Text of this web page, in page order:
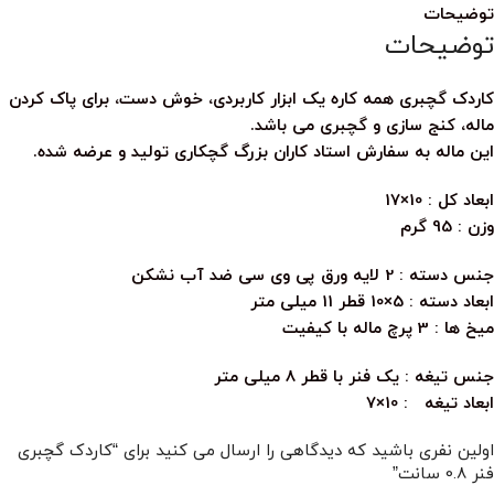
توضیحات
توضیحات
کاردک گچبری همه کاره یک ابزار کاربردی، خوش دست، برای پاک کردن
ماله، کنج سازی و گچبری می باشد.
این ماله به سفارش استاد کاران بزرگ گچکاری تولید و عرضه شده.
ابعاد کل : 10×17
وزن : 95 گرم
جنس دسته : 2 لایه ورق پی وی سی ضد آب نشکن
ابعاد دسته : 5×10 قطر 11 میلی متر
میخ ها : 3 پرچ ماله با کیفیت
جنس تیغه : یک فنر با قطر 8 میلی متر
ابعاد تیغه : 10×7
اولین نفری باشید که دیدگاهی را ارسال می کنید برای “کاردک گچبری
فنر 0.8 سانت”